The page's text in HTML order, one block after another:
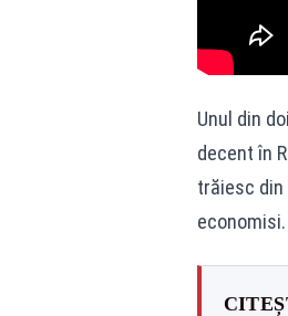
Unul din
decent în
trăiesc
economisi.